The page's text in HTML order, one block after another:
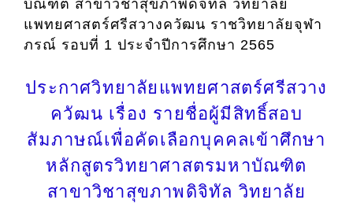
บัณฑิต สาขาวิชาสุขภาพดิจิทัล วิทยาลัย
แพทยศาสตร์ศรีสวางควัฒน ราชวิทยาลัยจุฬา
ภรณ์ รอบที่ 1 ประจำปีการศึกษา 2565
ประกาศวิทยาลัยแพทยศาสตร์ศรีสวาง
ควัฒน เรื่อง รายชื่อผู้มีสิทธิ์สอบ
สัมภาษณ์เพื่อคัดเลือกบุคคลเข้าศึกษา
หลักสูตรวิทยาศาสตรมหาบัณฑิต
สาขาวิชาสุขภาพดิจิทัล วิทยาลัย